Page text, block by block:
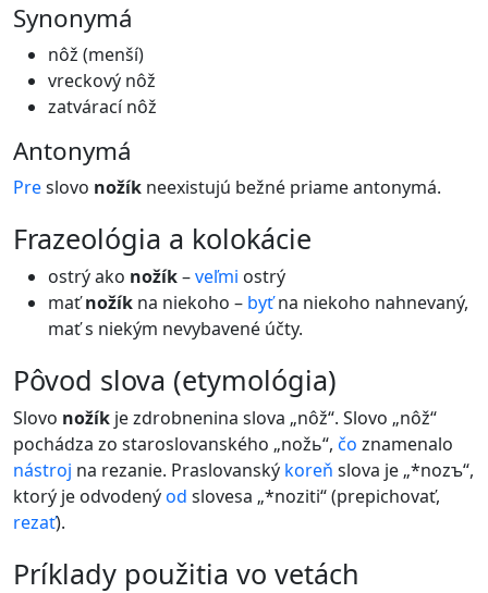
Synonymá
nôž (menší)
vreckový nôž
zatvárací nôž
Antonymá
Preslovo nožík neexistujú bežné priame antonymá.
frazeológia a kolokácie
ostrý ako nožík–veľmi ostrý
maťnožík na niekoho – byťna niekoho nahnevaný,
mať s niekým nevybavené účty.
pôvod slova (etymológia)
Slovo nožík je zdrobnenina slova „nôž“. Slovo „nôž“
pochádza zo staroslovanského „nožь“, čo znamenalo
nástroj na rezanie. Praslovanský koreň slova je „*nozъ“,
ktorý je odvodenýod slovesa „*noziti“ (prepichovať,
rezať).
príklady použitia vo vetách